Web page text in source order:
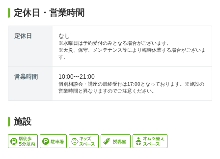
定休日・営業時間
定休日 なし
※水曜日は予約受付のみとなる場合がございます。
※天災、保守、メンテナンス等により臨時休業する場合がございま
す。
営業時間 10:00〜21:00
個別相談会・講座の最終受付は17:00となっております。※施設の
営業時間と異なりますのでご注意ください。
施設